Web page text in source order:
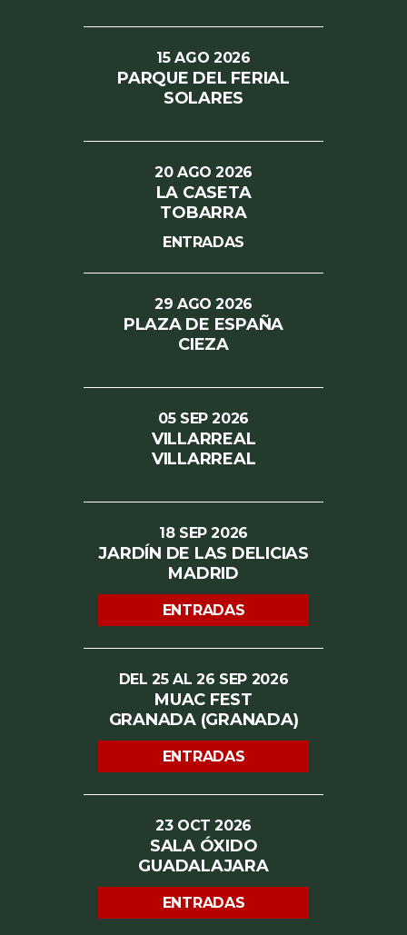
15 AGO 2026
PARQUE DEL FERIAL
SOLARES
20 AGO 2026
LA CASETA
TOBARRA
ENTRADAS
29 AGO 2026
PLAZA DE ESPAÑA
CIEZA
05 SEP 2026
VILLARREAL
VILLARREAL
18 SEP 2026
JARDÍN DE LAS DELICIAS
MADRID
ENTRADAS
DEL 25 AL 26 SEP 2026
MUAC FEST
GRANADA (GRANADA)
ENTRADAS
23 OCT 2026
SALA ÓXIDO
GUADALAJARA
ENTRADAS